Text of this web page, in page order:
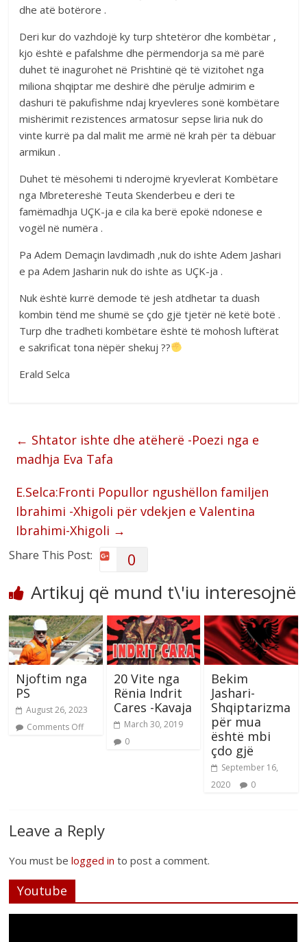
dhe atë botërore .
Deri kur do vazhdojë ky turp shtetëror dhe kombëtar ,
kjo është e pafalshme dhe përmendorja sa më parë
duhet të inagurohet në Prishtinë që të vizitohet nga
miliona shqiptar me deshirë dhe përulje admirim e
dashuri të pakufishme ndaj kryevleres sonë kombëtare
mishërimit rezistences armatosur sepse liria nuk do
vinte kurrë pa dal malit me armë në krah për ta dëbuar
armikun .
Duhet të mësohemi ti nderojmë kryevlerat Kombëtare
nga Mbretereshë Teuta Skenderbeu e deri te
famëmadhja UÇK-ja e cila ka berë epokë ndonese e
vogël në numëra .
Pa Adem Demaçin lavdimadh ,nuk do ishte Adem Jashari
e pa Adem Jasharin nuk do ishte as UÇK-ja .
Nuk është kurrë demode të jesh atdhetar ta duash
kombin tënd me shumë se çdo gjë tjetër në ketë botë .
Turp dhe tradheti kombëtare është të mohosh luftërat
e sakrificat tona nëpër shekuj ??
Erald Selca
← Shtator ishte dhe atëherë -Poezi nga e
madhja Eva Tafa
E.Selca:Fronti Popullor ngushëllon familjen
Ibrahimi -Xhigoli për vdekjen e Valentina
Ibrahimi-Xhigoli →
Share This Post: 0
Artikuj që mund t\'iu interesojnë
Njoftim nga
PS
August 26, 2023
Comments Off
20 Vite nga
Rënia Indrit
Cares -Kavaja
March 30, 2019
0
Bekim
Jashari-
Shqiptarizma
për mua
është mbi
çdo gjë
September 16,
2020
0
Leave a Reply
You must belogged in to post a comment.
Youtube